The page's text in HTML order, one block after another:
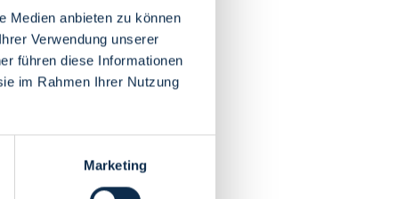
Medien anbieten zu können
Verwendung unserer
führen diese Informationen
im Rahmen Ihrer Nutzung
Marketing